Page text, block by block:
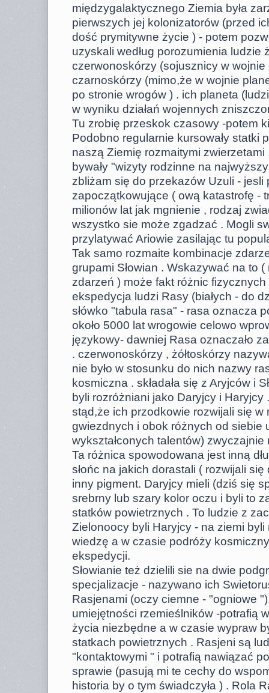
międzygalaktycznego Ziemia była
pierwszych jej kolonizatorów (przed
dość prymitywne życie ) - potem
uzyskali według porozumienia ludzie
czerwonoskórzy (sojusznicy w
czarnoskórzy (mimo,że w wojnie
po stronie wrogów ) . ich planeta
w wyniku działań wojennych
Tu zrobię przeskok czasowy -potem
Podobno regularnie kursowały statki
naszą Ziemię rozmaitymi zwierzetami
bywały "wizyty rodzinne na
zbliżam się do przekazów Uzuli - jesli
zapoczątkowujące ( ową katastrofę -
milionów lat jak mgnienie , rodzaj
wszystko sie może zgadzać . Mogli
przylatywać Ariowie zasilając tu
Tak samo rozmaite kombinacje
grupami Słowian . Wskazywać na to
zdarzeń ) może fakt różnic
ekspedycja ludzi Rasy (białych - do
słówko "tabula rasa" - rasa oznacza
około 5000 lat wrogowie celowo
językowy- dawniej Rasa oznaczało
. czerwonoskórzy , żółtoskórzy
nie było w stosunku do nich nazwy
kosmiczna . składała się z Aryjców i
byli rozróżniani jako Daryjcy i Haryjcy
stąd,że ich przodkowie rozwijali się w
gwiezdnych i obok różnych od siebie
wykształconych talentów)
Ta różnica spowodowana jest inną
słońc na jakich dorastali ( rozwijali się
inny pigment. Daryjcy mieli (dziś się
srebrny lub szary kolor oczu i byli to
statków powietrznych . To ludzie z
Zielonoocy byli Haryjcy - na ziemi
wiedzę a w czasie podróży
ekspedycji.
Słowianie też dzielili sie na dwie
specjalizacje - nazywano ich
Rasjenami (oczy ciemne - "ogniowe
umiejętności rzemieślników -potrafią
życia niezbędne a w czasie wypraw
statkach powietrznych . Rasjeni są
"kontaktowymi " i potrafią nawiązać
sprawie (pasują mi te cechy do
historia by o tym świadczyła ) . Rola